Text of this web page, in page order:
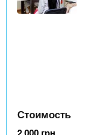
Стоимость